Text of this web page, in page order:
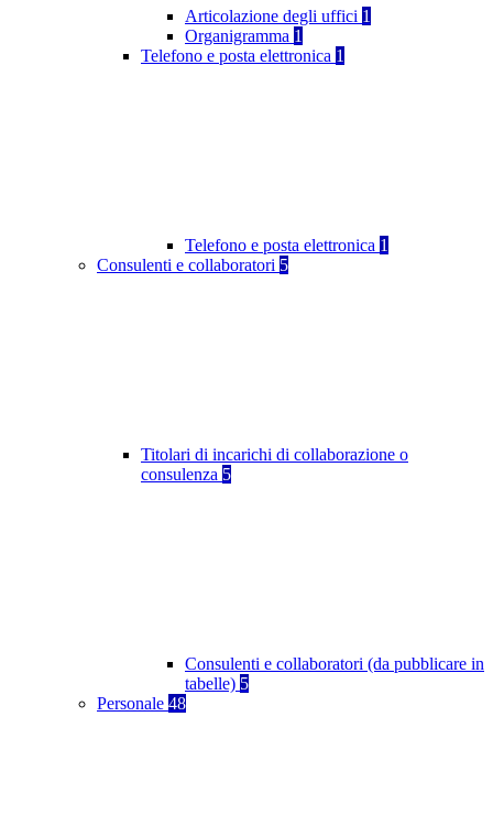
Articolazione degli uffici 1
Organigramma 1
Telefono e posta elettronica 1
Telefono e posta elettronica 1
Consulenti e collaboratori 5
Titolari di incarichi di collaborazione o
consulenza 5
Consulenti e collaboratori (da pubblicare in
tabelle) 5
Personale 48